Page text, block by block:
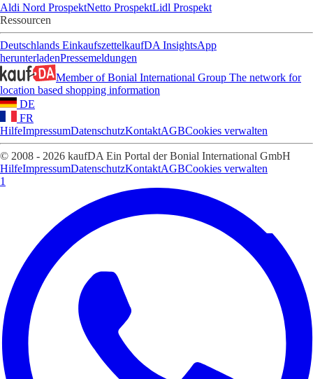
Aldi Nord ProspektNetto ProspektLidl Prospekt
Ressourcen
Deutschlands EinkaufszettelkaufDA InsightsApp
herunterladenPressemeldungen
Member of Bonial International Group The network for
location based shopping information
DE
FR
HilfeImpressumDatenschutzKontaktAGBCookies verwalten
© 2008 - 2026 kaufDA Ein Portal der Bonial International GmbH
HilfeImpressumDatenschutzKontaktAGBCookies verwalten
1